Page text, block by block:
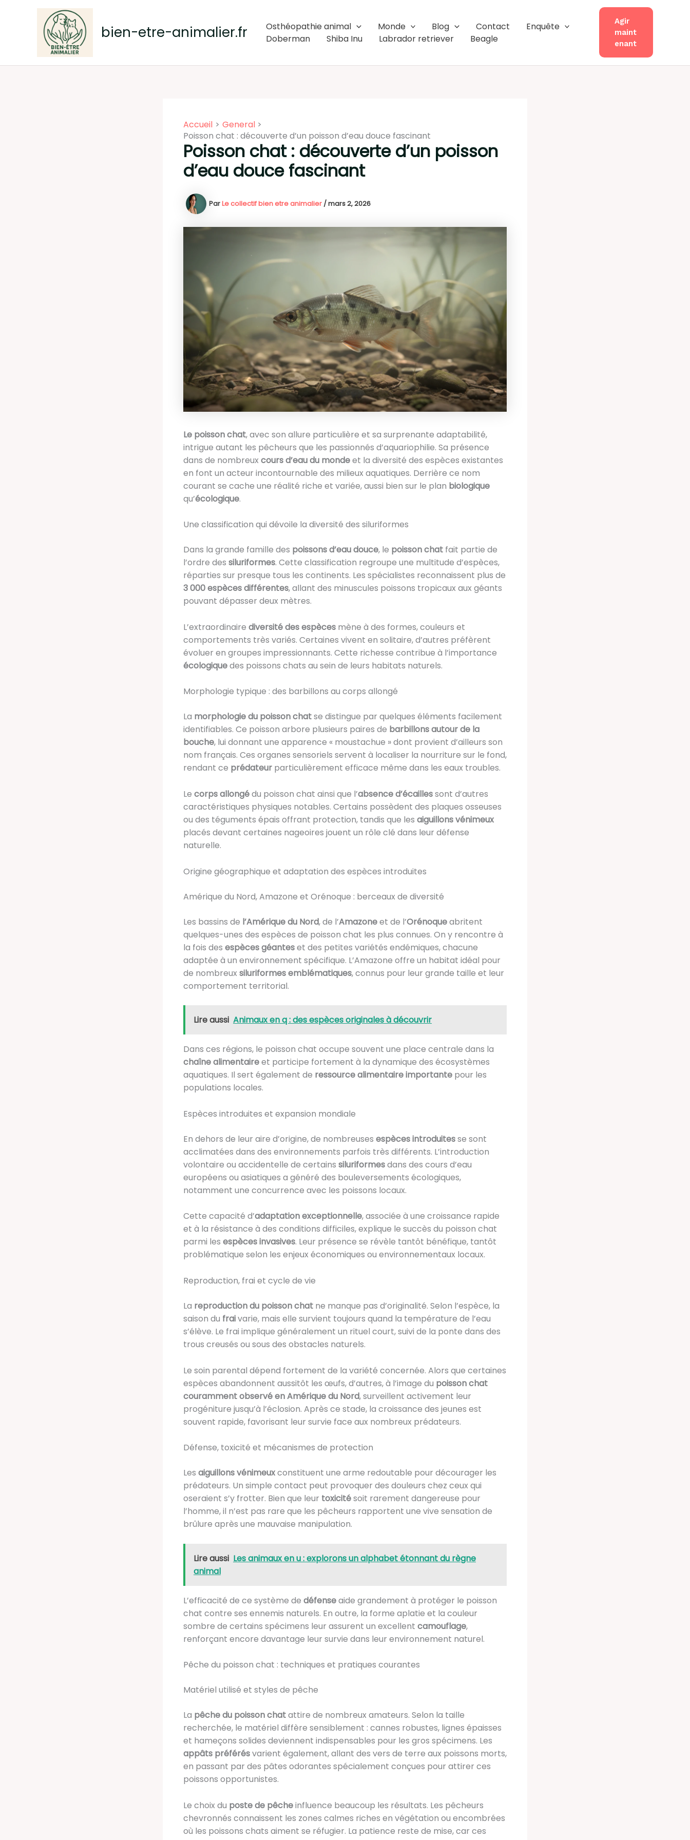
bien-etre-animalier.fr Osthéopathie animal Monde Blog Contact
Enquête
Doberman
Shiba Inu Labrador retriever Beagle
Agir
maint
enant
Accueil
General
Poisson chat : découverte d’un poisson d’eau douce fascinant
Poisson chat : découverte d’un poisson
d’eau douce fascinant
ParLe collectif bien etre animalier /mars 2, 2026
Le poisson chat, avec son allure particulière et sa surprenante adaptabilité,
intrigue autant les pêcheurs que les passionnés d’aquariophilie. Sa présence
dans de nombreux cours d’eau du mondeet la diversité des espèces existantes
en font un acteur incontournable des milieux aquatiques. Derrière ce nom
courant se cache une réalité riche et variée, aussi bien sur le plan biologique
qu’écologique.
Une classification qui dévoile la diversité des siluriformes
Dans la grande famille des poissons d’eau douce, le poisson chat fait partie de
l’ordre des siluriformes. Cette classification regroupe une multitude d’espèces,
réparties sur presque tous les continents. Les spécialistes reconnaissent plus de
3 000 espèces différentes, allant des minuscules poissons tropicaux aux géants
pouvant dépasser deux mètres.
L’extraordinaire diversité des espèces mène à des formes, couleurs et
comportements très variés. Certaines vivent en solitaire, d’autres préfèrent
évoluer en groupes impressionnants. Cette richesse contribue à l’importance
écologiquedes poissons chats au sein de leurs habitats naturels.
Morphologie typique : des barbillons au corps allongé
La morphologie du poisson chatse distingue par quelques éléments facilement
identifiables. Ce poisson arbore plusieurs paires de barbillons autour de la
bouche, lui donnant une apparence « moustachue » dont provient d’ailleurs son
nom français. Ces organes sensoriels servent à localiser la nourriture sur le fond,
rendant ce prédateur particulièrement efficace même dans les eaux troubles.
Le corps allongédu poisson chat ainsi que l’absence d’écaillessont d’autres
caractéristiques physiques notables. Certains possèdent des plaques osseuses
ou des téguments épais offrant protection, tandis que les aiguillons vénimeux
placés devant certaines nageoires jouent un rôle clé dans leur défense
naturelle.
Origine géographique et adaptation des espèces introduites
Amérique du Nord, Amazone et Orénoque : berceaux de diversité
Les bassins de l’Amérique du Nord, de l’Amazoneet de l’Orénoqueabritent
quelques-unes des espèces de poisson chat les plus connues. On y rencontre à
la fois des espèces géanteset des petites variétés endémiques, chacune
adaptée à un environnement spécifique. L’Amazone offre un habitat idéal pour
de nombreux siluriformes emblématiques, connus pour leur grande taille et leur
comportement territorial.
Lire aussi Animaux en q : des espèces originales à découvrir
Dans ces régions, le poisson chat occupe souvent une place centrale dans la
chaîne alimentaireet participe fortement à la dynamique des écosystèmes
aquatiques. Il sert également de ressource alimentaire importante pour les
populations locales.
Espèces introduites et expansion mondiale
En dehors de leur aire d’origine, de nombreuses espèces introduitesse sont
acclimatées dans des environnements parfois très différents. L’introduction
volontaire ou accidentelle de certains siluriformesdans des cours d’eau
européens ou asiatiques a généré des bouleversements écologiques,
notamment une concurrence avec les poissons locaux.
Cette capacité d’adaptation exceptionnelle, associée à une croissance rapide
et à la résistance à des conditions difficiles, explique le succès du poisson chat
parmi les espèces invasives. Leur présence se révèle tantôt bénéfique, tantôt
problématique selon les enjeux économiques ou environnementaux locaux.
Reproduction, frai et cycle de vie
La reproduction du poisson chat ne manque pas d’originalité. Selon l’espèce, la
saison du fraivarie, mais elle survient toujours quand la température de l’eau
s’élève. Le frai implique généralement un rituel court, suivi de la ponte dans des
trous creusés ou sous des obstacles naturels.
Le soin parental dépend fortement de la variété concernée. Alors que certaines
espèces abandonnent aussitôt les œufs, d’autres, à l’image du poisson chat
couramment observé en Amérique du Nord, surveillent activement leur
progéniture jusqu’à l’éclosion. Après ce stade, la croissance des jeunes est
souvent rapide, favorisant leur survie face aux nombreux prédateurs.
Défense, toxicité et mécanismes de protection
Les aiguillons vénimeuxconstituent une arme redoutable pour décourager les
prédateurs. Un simple contact peut provoquer des douleurs chez ceux qui
oseraient s’y frotter. Bien que leur toxicitésoit rarement dangereuse pour
l’homme, il n’est pas rare que les pêcheurs rapportent une vive sensation de
brûlure après une mauvaise manipulation.
Lire aussi Les animaux en u : explorons un alphabet étonnant du règne
animal
L’efficacité de ce système de défenseaide grandement à protéger le poisson
chat contre ses ennemis naturels. En outre, la forme aplatie et la couleur
sombre de certains spécimens leur assurent un excellent camouflage,
renforçant encore davantage leur survie dans leur environnement naturel.
Pêche du poisson chat : techniques et pratiques courantes
Matériel utilisé et styles de pêche
La pêche du poisson chatattire de nombreux amateurs. Selon la taille
recherchée, le matériel diffère sensiblement : cannes robustes, lignes épaisses
et hameçons solides deviennent indispensables pour les gros spécimens. Les
appâts préférésvarient également, allant des vers de terre aux poissons morts,
en passant par des pâtes odorantes spécialement conçues pour attirer ces
poissons opportunistes.
Le choix du poste de pêcheinfluence beaucoup les résultats. Les pêcheurs
chevronnés connaissent les zones calmes riches en végétation ou encombrées
où les poissons chats aiment se réfugier. La patience reste de mise, car ces